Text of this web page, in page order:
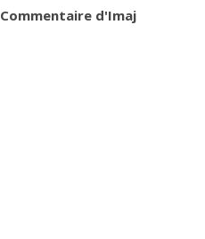
Commentaire d'Imaj